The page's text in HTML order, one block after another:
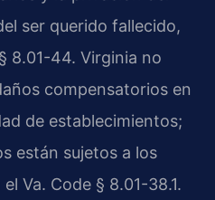
ser querido fallecido,
8.01-44. Virginia no
compensatorios en
de establecimientos;
están sujetos a los
Va. Code § 8.01-38.1.